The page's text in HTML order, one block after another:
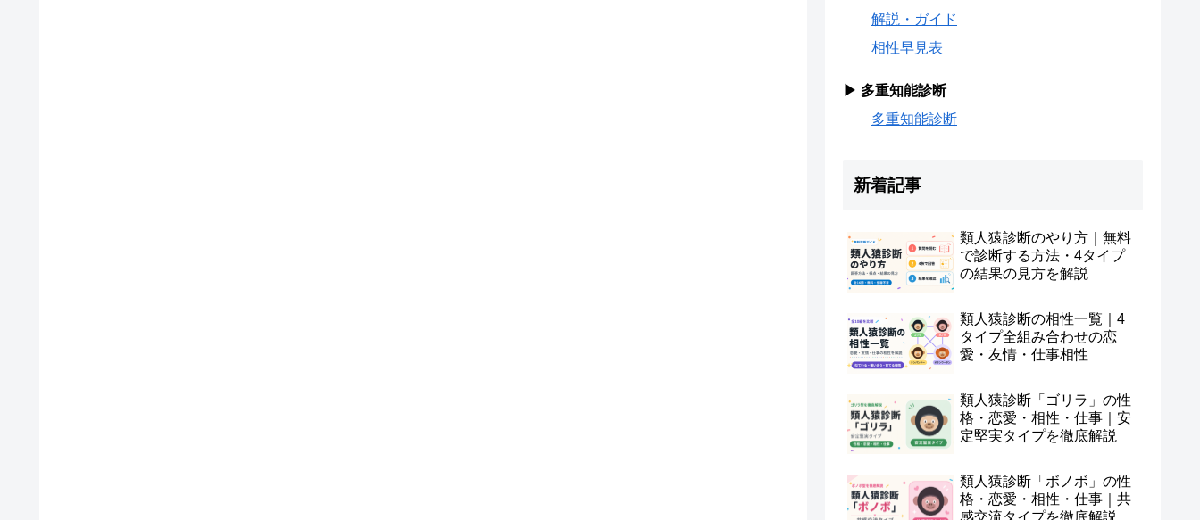
解説・ガイド
相性早見表
▶ 多重知能診断
多重知能診断
新着記事
類人猿診断のやり方｜無料
で診断する方法・4タイプ
の結果の見方を解説
類人猿診断の相性一覧｜4
タイプ全組み合わせの恋
愛・友情・仕事相性
類人猿診断「ゴリラ」の性
格・恋愛・相性・仕事｜安
定堅実タイプを徹底解説
類人猿診断「ボノボ」の性
格・恋愛・相性・仕事｜共
感交流タイプを徹底解説